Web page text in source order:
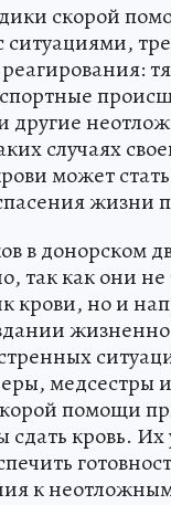
скорой
ситуациями,
другие
случаях
может
жизни
в донорском
так как они не
крови, но и
медсестры
помощи
сдать кровь. Их
к